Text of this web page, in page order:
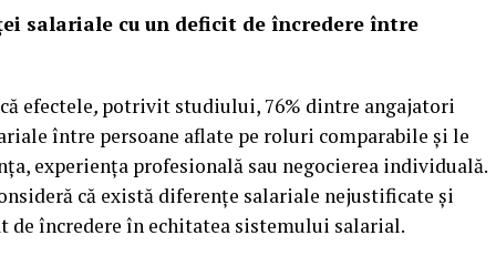
salariale cu un deficit de încredere între
efectele, potrivit studiului, 76% dintre angajatori
între persoane aflate pe roluri comparabile și le
experiența profesională sau negocierea individuală.
că există diferențe salariale nejustificate și
de încredere în echitatea sistemului salarial.